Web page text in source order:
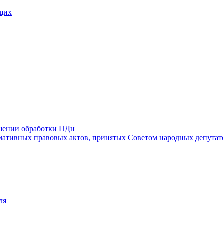
обработки ПДн
правовых актов, принятых Советом народных